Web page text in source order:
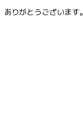
ありがとうございます。